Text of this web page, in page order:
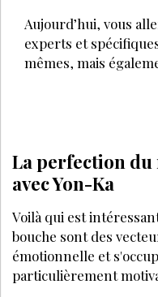
Aujourd’hui, vous
experts et
mêmes, mais
La perfection du
avec Yon-Ka
Voilà qui est
bouche sont des
émotionnelle et
particulièrement